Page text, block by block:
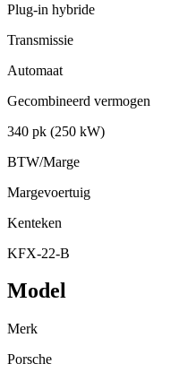
Plug-in hybride
Transmissie
Automaat
Gecombineerd vermogen
340 pk (250 kW)
BTW/Marge
Margevoertuig
Kenteken
KFX-22-B
Model
Merk
Porsche